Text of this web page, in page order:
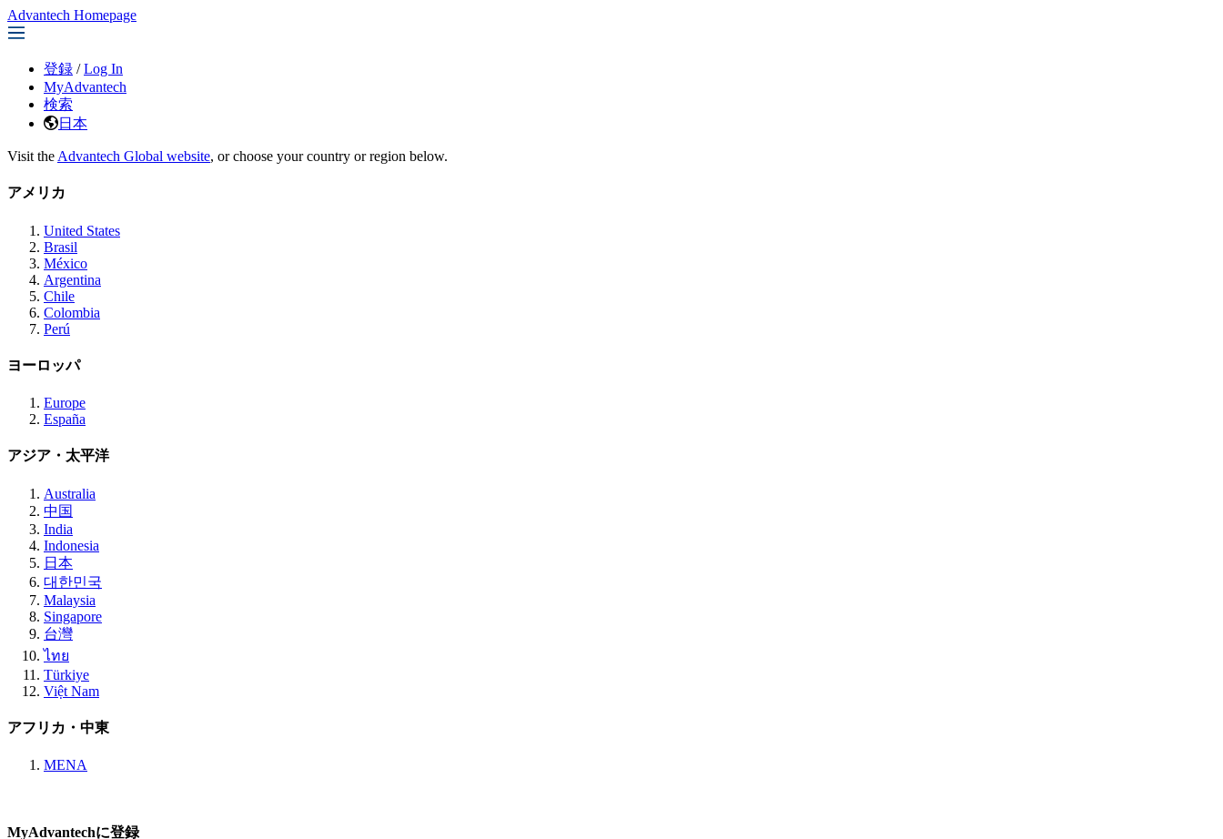
Advantech Homepage
登録 / Log In
MyAdvantech
検索
日本
Visit the Advantech Global website, or choose your country or region below.
アメリカ
United States
Brasil
México
Argentina
Chile
Colombia
Perú
ヨーロッパ
Europe
España
アジア・太平洋
Australia
中国
India
Indonesia
日本
대한민국
Malaysia
Singapore
台灣
ไทย
Türkiye
Việt Nam
アフリカ・中東
MENA
MyAdvantechに登録